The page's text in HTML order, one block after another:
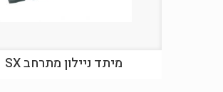
מיתד ניילון מתרחב SX